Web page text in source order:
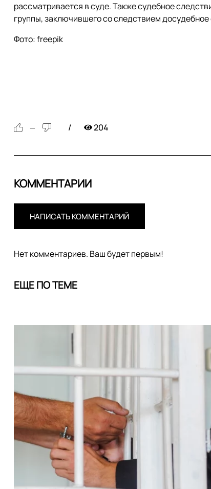
рассматривается в суде. Также судебное
группы, заключившего со следствием
Фото: freepik
— 204
КОММЕНТАРИИ
НАПИСАТЬ КОММЕНТАРИЙ
Нет комментариев. Ваш будет первым!
ЕЩЕ ПО ТЕМЕ